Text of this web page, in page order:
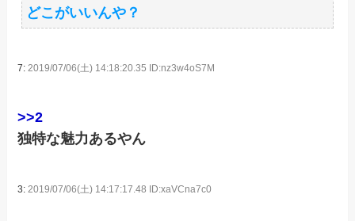
どこがいいんや？
7: 2019/07/06(土) 14:18:20.35 ID:nz3w4oS7M
>>2
独特な魅力あるやん
3:2019/07/06(土) 14:17:17.48 ID:xaVCna7c0